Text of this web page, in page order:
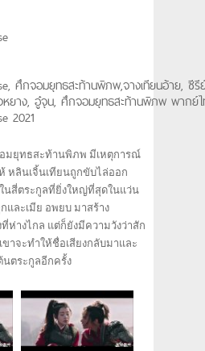
ศึกจอมยุทธสะท้านพิภพ,จางเทียนอ้าย, ซีรี
หยาง, อู๋จุน, ศึกจอมยุทธสะท้านพิภพ พากย์
2021
อมยุทธสะท้านพิภพ มีเหตุการณ์
หลินเจิ้นเทียนถูกขับไล่ออก
นสี่ตระกูลที่ยิ่งใหญ่ที่สุดในแว่น
และเมีย อพยบ มาสร้าง
ห่างไกล แต่ก็ยังมีความวังว่าสัก
าจะทำให้ชื่อเสียงกลับมาและ
นตระกูลอีกครั้ง